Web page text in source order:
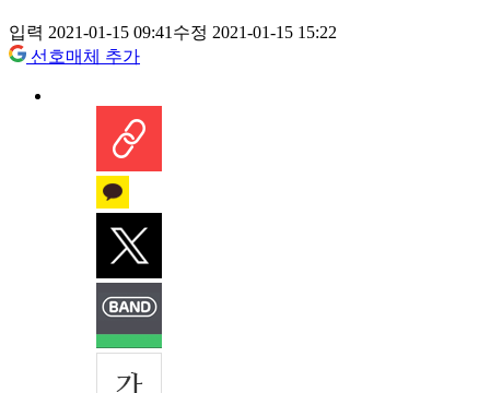
입력 2021-01-15 09:41수정 2021-01-15 15:22
선호매체 추가